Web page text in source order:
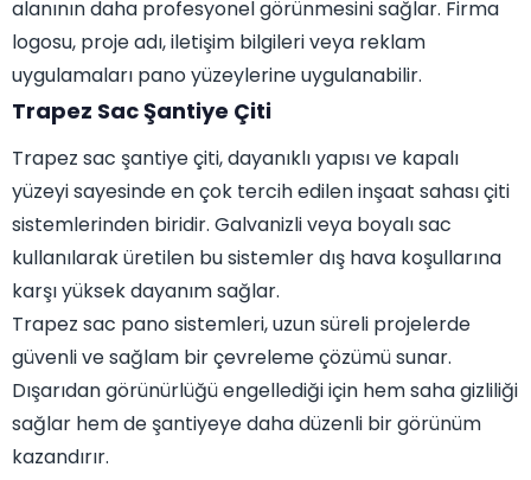
alanının daha profesyonel görünmesini sağlar. Firma
logosu, proje adı, iletişim bilgileri veya reklam
uygulamaları pano yüzeylerine uygulanabilir.
Trapez Sac Şantiye Çiti
Trapez sac şantiye çiti, dayanıklı yapısı ve kapalı
yüzeyi sayesinde en çok tercih edilen inşaat sahası çiti
sistemlerinden biridir. Galvanizli veya boyalı sac
kullanılarak üretilen bu sistemler dış hava koşullarına
karşı yüksek dayanım sağlar.
Trapez sac pano sistemleri, uzun süreli projelerde
güvenli ve sağlam bir çevreleme çözümü sunar.
Dışarıdan görünürlüğü engellediği için hem saha gizliliği
sağlar hem de şantiyeye daha düzenli bir görünüm
kazandırır.